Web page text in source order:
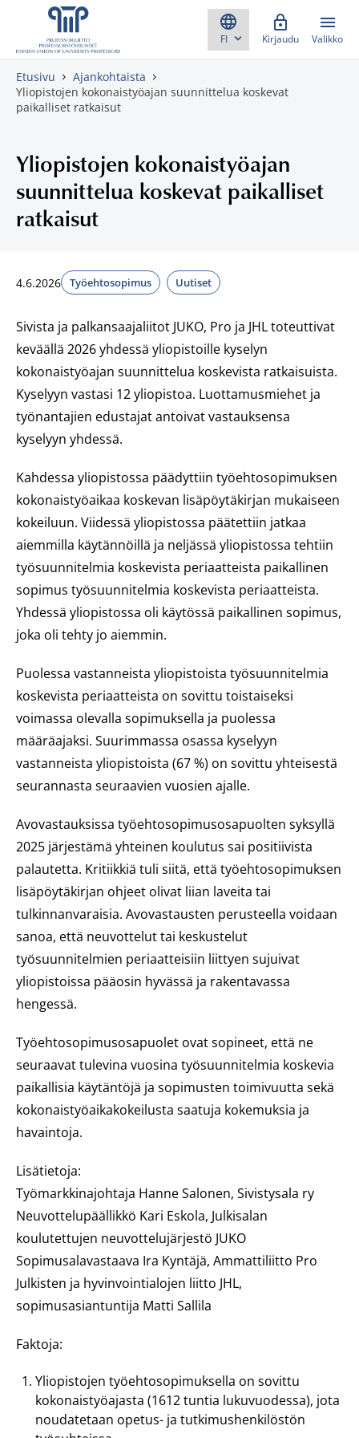
Skippaa sisältö
Kirjaudu Valikko
Etusivu
Ajankohtaista
Yliopistojen kokonaistyöajan suunnittelua koskevat
paikalliset ratkaisut
Yliopistojen kokonaistyöajan
suunnittelua koskevat paikalliset
ratkaisut
4.6.2026 Työehtosopimus Uutiset
Sivista ja palkansaajaliitot JUKO, Pro ja JHL toteuttivat
keväällä 2026 yhdessä yliopistoille kyselyn
kokonaistyöajan suunnittelua koskevista ratkaisuista.
Kyselyyn vastasi 12 yliopistoa. Luottamusmiehet ja
työnantajien edustajat antoivat vastauksensa
kyselyyn yhdessä.
Kahdessa yliopistossa päädyttiin työehtosopimuksen
kokonaistyöaikaa koskevan lisäpöytäkirjan mukaiseen
kokeiluun. Viidessä yliopistossa päätettiin jatkaa
aiemmilla käytännöillä ja neljässä yliopistossa tehtiin
työsuunnitelmia koskevista periaatteista paikallinen
sopimus työsuunnitelmia koskevista periaatteista.
Yhdessä yliopistossa oli käytössä paikallinen sopimus,
joka oli tehty jo aiemmin.
Puolessa vastanneista yliopistoista työsuunnitelmia
koskevista periaatteista on sovittu toistaiseksi
voimassa olevalla sopimuksella ja puolessa
määräajaksi. Suurimmassa osassa kyselyyn
vastanneista yliopistoista (67 %) on sovittu yhteisestä
seurannasta seuraavien vuosien ajalle.
Avovastauksissa työehtosopimusosapuolten syksyllä
2025 järjestämä yhteinen koulutus sai positiivista
palautetta. Kritiikkiä tuli siitä, että työehtosopimuksen
lisäpöytäkirjan ohjeet olivat liian laveita tai
tulkinnanvaraisia. Avovastausten perusteella voidaan
sanoa, että neuvottelut tai keskustelut
työsuunnitelmien periaatteisiin liittyen sujuivat
yliopistoissa pääosin hyvässä ja rakentavassa
hengessä.
Työehtosopimusosapuolet ovat sopineet, että ne
seuraavat tulevina vuosina työsuunnitelmia koskevia
paikallisia käytäntöjä ja sopimusten toimivuutta sekä
kokonaistyöaikakokeilusta saatuja kokemuksia ja
havaintoja.
Lisätietoja:
Työmarkkinajohtaja Hanne Salonen, Sivistysala ry
Neuvottelupäällikkö Kari Eskola, Julkisalan
koulutettujen neuvottelujärjestö JUKO
Sopimusalavastaava Ira Kyntäjä, Ammattiliitto Pro
Julkisten ja hyvinvointialojen liitto JHL,
sopimusasiantuntija Matti Sallila
Faktoja:
Yliopistojen työehtosopimuksella on sovittu
kokonaistyöajasta (1612 tuntia lukuvuodessa), jota
noudatetaan opetus- ja tutkimushenkilöstön